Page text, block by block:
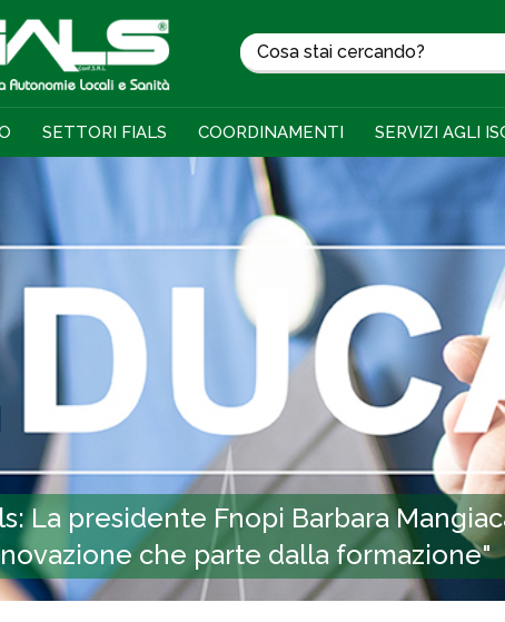
SETTORI FIALS COORDINAMENTI SERVIZI AGLI
La presidente Fnopi Barbara
che parte dalla formazione"